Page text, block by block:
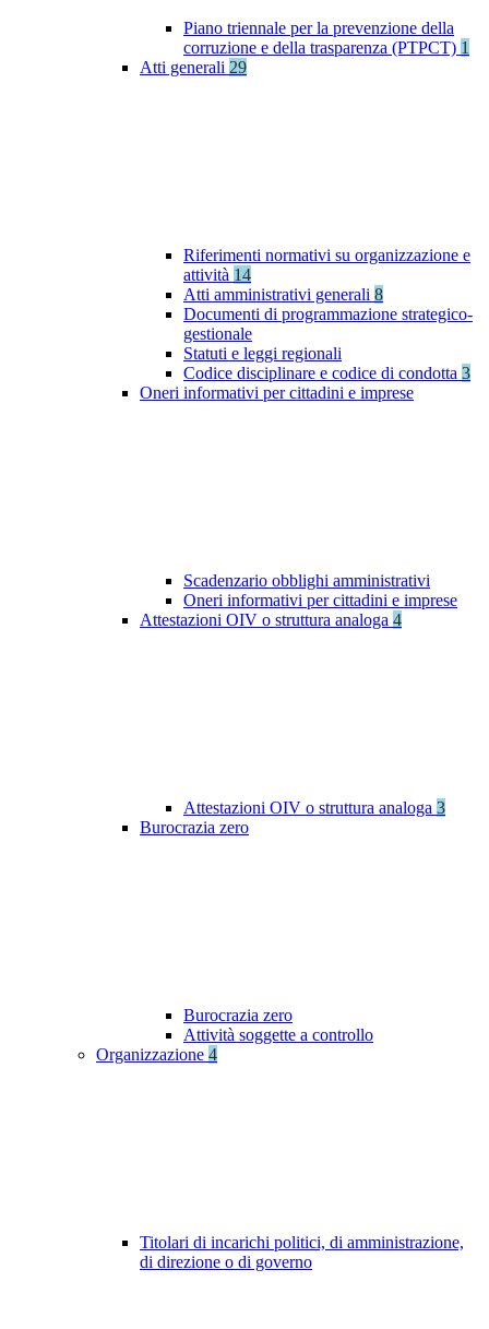
Piano triennale per la prevenzione della
corruzione e della trasparenza (PTPCT) 1
Atti generali 29
Riferimenti normativi su organizzazione e
attività 14
Atti amministrativi generali 8
Documenti di programmazione strategico-
gestionale
Statuti e leggi regionali
Codice disciplinare e codice di condotta 3
Oneri informativi per cittadini e imprese
Scadenzario obblighi amministrativi
Oneri informativi per cittadini e imprese
Attestazioni OIV o struttura analoga 4
Attestazioni OIV o struttura analoga 3
Burocrazia zero
Burocrazia zero
Attività soggette a controllo
Organizzazione 4
Titolari di incarichi politici, di amministrazione,
di direzione o di governo